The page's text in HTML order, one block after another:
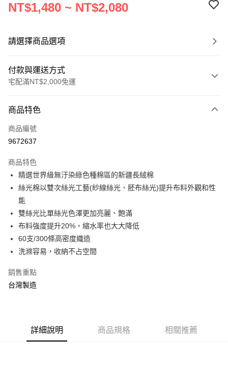
NT$1,480 ~ NT$2,080
請選擇商品選項
付款與運送方式
宅配滿NT$2,000免運
信用卡一次付款
信用卡分期付款
合作金庫商業銀行
華南商業銀行
彰化商業銀行
上海商業儲蓄銀行
台北富邦商業銀行
國泰世華商業銀行
臺灣中小企業銀行
台中商業銀行
匯豐（台灣）商業銀行
華泰商業銀行
聯邦商業銀行
遠東國際商業銀行
元大商業銀行
玉山商業銀行
台灣樂天信用卡公司
6 期 0 利率 每期
華南商業銀行
彰化商業銀行
上海商業儲蓄銀行
國泰世華商業銀行
兆豐國際商業銀行
臺灣中小企業銀行
台中商業銀行
匯豐（台灣）商業銀行
聯邦商業銀行
元大商業銀行
玉山商業銀行
台灣樂天信用卡公司
LINE Pay
Apple Pay
悠遊付
Google Pay
運送方式
付款後門市自取(待系統通知後才可取貨)
商品特色
商品編號
9672637
商品特色
精選世界級無汙染綠色種棉區的新疆長絨棉
絲光棉以雙次絲光工藝(紗線絲光、胚布絲光)提升布料外觀和性
能
雙絲光比單絲光色澤更加亮麗、飽滿
布料強度提升20%，縮水率也大大降低
60支/300條高密度織造
洗滌容易，收納不占空間
銷售重點
台灣製造
詳細說明 商品規格 相關推薦